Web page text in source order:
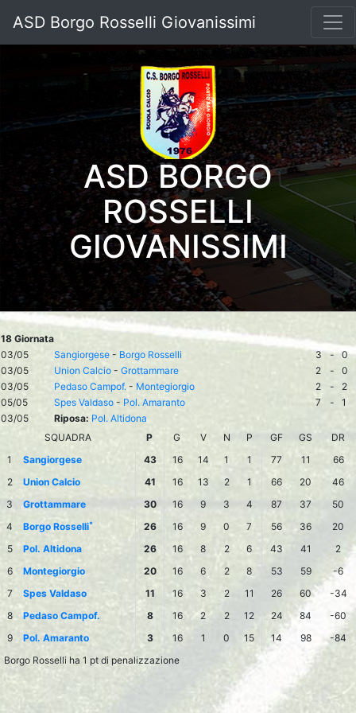
ASD Borgo Rosselli Giovanissimi
ASD BORGO
ROSSELLI
GIOVANISSIMI
18 Giornata
03/05
Sangiorgese - Borgo Rosselli 3 - 0
03/05
Union Calcio - Grottammare 2 -
0
03/05
Pedaso Campof. - Montegiorgio 2 -
2
05/05
Spes Valdaso - Pol. Amaranto 7 -
1
03/05
Riposa: Pol. Altidona
SQUADRA
P G V N P GF GS
DR
1
Sangiorgese 43 16 14 1 1 77 11
66
2
Union Calcio 41 16 13 2 1 66 20
46
3
Grottammare 30 16 9 3 4 87 37
50
4
Borgo Rosselli* 26 16 9 0 7 56 36
20
5
Pol. Altidona 26 16 8 2 6 43 41
2
6
Montegiorgio 20 16 6 2 8 53 59
-6
7
Spes Valdaso 11 16 3 2 11 26 60
-34
8
Pedaso Campof. 8 16 2 2 12 24 84
-60
9
Pol. Amaranto 3 16 1 0 15 14 98
-84
Borgo Rosselli ha 1 pt di penalizzazione